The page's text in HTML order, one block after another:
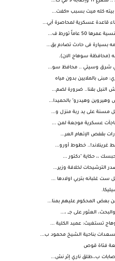
بيته كله ميت بسبب «كفت...
قاعدة عسكرية لمحاصرة آبي...
عاماً تورط ف...
بسيارة فى حادث تصادم بق...
(محافظة سوهاج الان).
شرق وسيتي .. محافظ سو...
بالملايين بدون مياه
النيل بقنا.. ضرورة لضم...
وهيدرو" بالحميدا...
مسنة على يد ربة منزل و...
عسكرية موجعة لمن ...
بقفص الإتهام العر...
غرينلاند!.. خطوط أورو...
،، حكاية "دكتور ...
الترشيحات لخلافة وزير...
غلبانه بتربي اولادها ...
بعض المحكوم عليهم بمنا...
العثور على جـــ ،...
تستغيث: عميد الكلية ...
بناحية الشيخ محمود ب...
فتاة قوص
ب،،طلق ناري إثر نش...